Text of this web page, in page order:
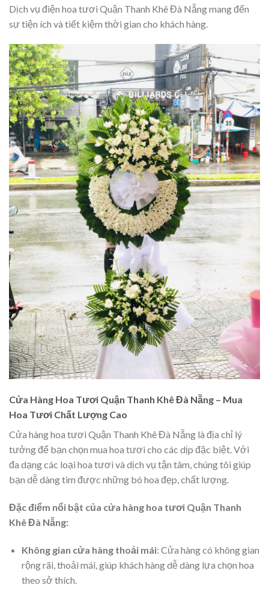
Dịch vụ điện hoa tươi Quận Thanh Khê Đà Nẵng mang đến
sự tiện ích và tiết kiệm thời gian cho khách hàng.
Cửa Hàng Hoa Tươi Quận Thanh Khê Đà Nẵng – Mua
Hoa Tươi Chất Lượng Cao
Cửa hàng hoa tươi Quận Thanh Khê Đà Nẵng là địa chỉ lý
tưởng để bạn chọn mua hoa tươi cho các dịp đặc biệt. Với
đa dạng các loại hoa tươi và dịch vụ tận tâm, chúng tôi giúp
bạn dễ dàng tìm được những bó hoa đẹp, chất lượng.
Đặc điểm nổi bật của cửa hàng hoa tươi Quận Thanh
Khê Đà Nẵng:
Không gian cửa hàng thoải mái: Cửa hàng có không gian
rộng rãi, thoải mái, giúp khách hàng dễ dàng lựa chọn hoa
theo sở thích.